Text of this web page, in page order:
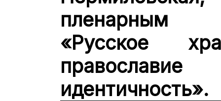
пленарным
«Русское
православие
идентичность».